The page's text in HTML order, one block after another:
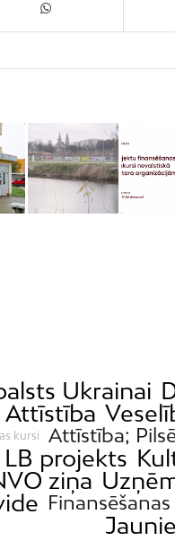
Ukrainai
Attīstība
kursi Attīstība;
LB projekts
ziņa